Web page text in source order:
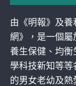
由《明報》及
網》，是一個
養生保健、均衡
學科技新知等
的男女老幼及